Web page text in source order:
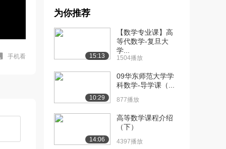
手机看
学概论》课程：...
[7] 清华大学陈为蓬《逻辑
学概论》课程：...
19:44
[8] 清华大学陈为蓬《逻辑
学概论》课程：...
15:22
[9] 清华大学陈为蓬《逻辑
学概论》课程：...
14.1万播放
为你推荐
15:13
【数学专业课】高
等代数学-复旦大
学...
1504播放
10:29
09华东师范大学学
科数学-导学课（...
877播放
14:06
高等数学课程介绍
（下）
4397播放